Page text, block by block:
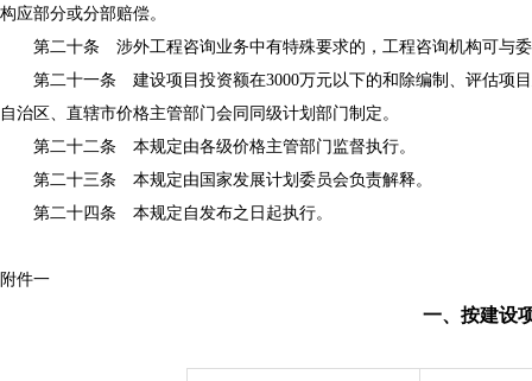
构应部分或分部赔偿。
第二十条 涉外工程咨询业务中有特殊要求的，工程咨询机构可与委
第二十一条 建设项目投资额在3000万元以下的和除编制、评估项目
自治区、直辖市价格主管部门会同同级计划部门制定。
第二十二条 本规定由各级价格主管部门监督执行。
第二十三条 本规定由国家发展计划委员会负责解释。
第二十四条 本规定自发布之日起执行。
附件一
一、按建设